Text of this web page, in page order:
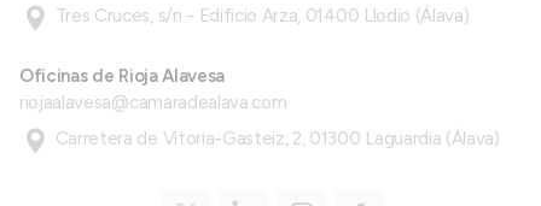
Tres Cruces, s/n - Edificio Arza, 01400 Llodio (Álava)
Oficinas de Rioja Alavesa
riojaalavesa@camaradealava.com
Carretera de Vitoria-Gasteiz, 2, 01300 Laguardia (Álava)